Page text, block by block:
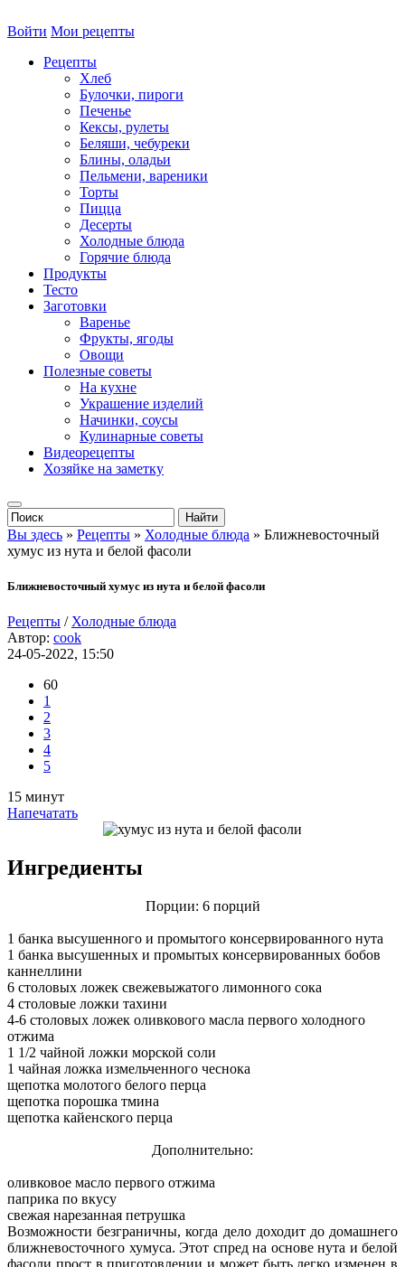
Войти Мои рецепты
Рецепты
Хлеб
Булочки, пироги
Печенье
Кексы, рулеты
Беляши, чебуреки
Блины, оладьи
Пельмени, вареники
Торты
Пицца
Десерты
Холодные блюда
Горячие блюда
Продукты
Тесто
Заготовки
Варенье
Фрукты, ягоды
Овощи
Полезные советы
На кухне
Украшение изделий
Начинки, соусы
Кулинарные советы
Видеорецепты
Хозяйке на заметку
Вы здесь » Рецепты » Холодные блюда » Ближневосточный
хумус из нута и белой фасоли
Ближневосточный хумус из нута и белой фасоли
Рецепты / Холодные блюда
Автор: cook
24-05-2022, 15:50
60
1
2
3
4
5
15 минут
Напечатать
Ингредиенты
Порции: 6 порций
1 банка высушенного и промытого консервированного нута
1 банка высушенных и промытых консервированных бобов
каннеллини
6 столовых ложек свежевыжатого лимонного сока
4 столовые ложки тахини
4-6 столовых ложек оливкового масла первого холодного
отжима
1 1/2 чайной ложки морской соли
1 чайная ложка измельченного чеснока
щепотка молотого белого перца
щепотка порошка тмина
щепотка кайенского перца
Дополнительно:
оливковое масло первого отжима
паприка по вкусу
свежая нарезанная петрушка
Возможности безграничны, когда дело доходит до домашнего
ближневосточного хумуса. Этот спред на основе нута и белой